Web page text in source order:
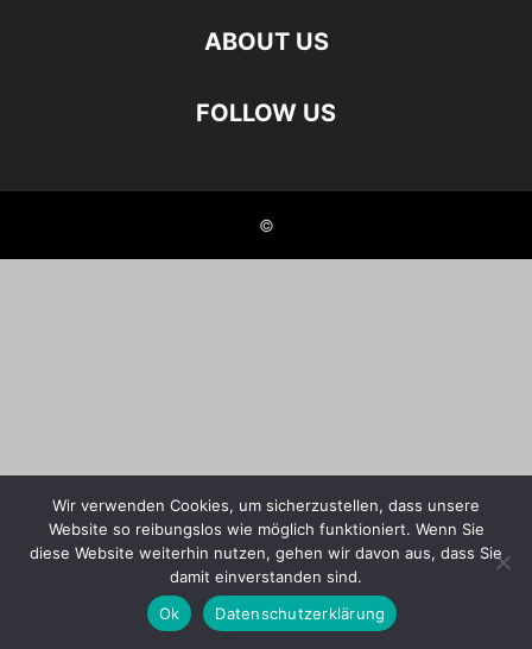
ABOUT US
FOLLOW US
©
Wir verwenden Cookies, um sicherzustellen, dass unsere
Website so reibungslos wie möglich funktioniert. Wenn Sie
diese Website weiterhin nutzen, gehen wir davon aus, dass Sie
damit einverstanden sind.
Ok
Datenschutzerklärung